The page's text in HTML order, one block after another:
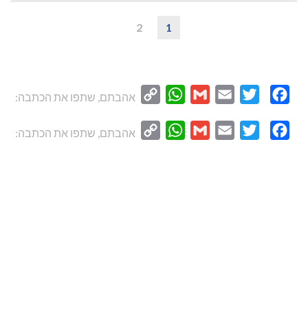
1
2
Facebook
Twitter
Email
Gmail
WhatsApp
Copy
אהבתם, שתפו את הכתבה:
Facebook
Twitter
Email
Gmail
WhatsApp
Copy
אהבתם, שתפו את הכתבה: